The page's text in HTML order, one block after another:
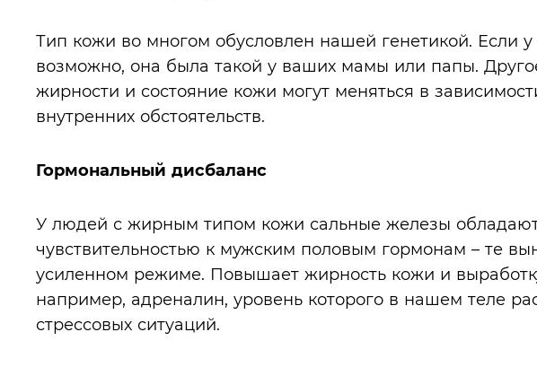
Тип кожи во многом обусловлен нашей генетикой. Если
возможно, она была такой у ваших мамы или папы.
жирности и состояние кожи могут меняться в
внутренних обстоятельств.
Гормональный дисбаланс
У людей с жирным типом кожи сальные железы
чувствительностью к мужским половым гормонам – те
усиленном режиме. Повышает жирность кожи и
например, адреналин, уровень которого в нашем теле
стрессовых ситуаций.